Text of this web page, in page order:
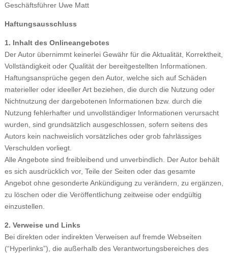
Geschäftsführer Uwe Matt
Haftungsausschluss
1. Inhalt des Onlineangebotes
Der Autor übernimmt keinerlei Gewähr für die Aktualität, Korrektheit,
Vollständigkeit oder Qualität der bereitgestellten Informationen.
Haftungsansprüche gegen den Autor, welche sich auf Schäden
materieller oder ideeller Art beziehen, die durch die Nutzung oder
Nichtnutzung der dargebotenen Informationen bzw. durch die
Nutzung fehlerhafter und unvollständiger Informationen verursacht
wurden, sind grundsätzlich ausgeschlossen, sofern seitens des
Autors kein nachweislich vorsätzliches oder grob fahrlässiges
Verschulden vorliegt.
Alle Angebote sind freibleibend und unverbindlich. Der Autor behält
es sich ausdrücklich vor, Teile der Seiten oder das gesamte
Angebot ohne gesonderte Ankündigung zu verändern, zu ergänzen,
zu löschen oder die Veröffentlichung zeitweise oder endgültig
einzustellen.
2. Verweise und Links
Bei direkten oder indirekten Verweisen auf fremde Webseiten
(“Hyperlinks”), die außerhalb des Verantwortungsbereiches des